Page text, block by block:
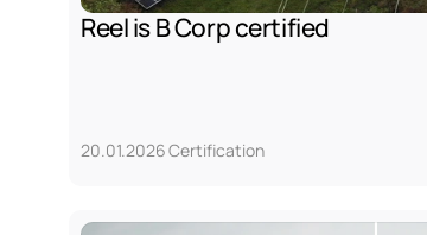
Reel is B Corp certified
20.01.2026Certification